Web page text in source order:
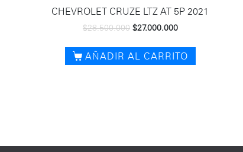
CHEVROLET CRUZE LTZ AT 5P 2021
$28.500.000 $27.000.000
AÑADIR AL CARRITO